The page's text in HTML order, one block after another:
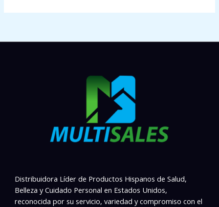
Distribuidora Líder de Productos Hispanos de Salud,
Belleza y Cuidado Personal en Estados Unidos,
reconocida por su servicio, variedad y compromiso con el